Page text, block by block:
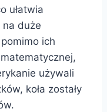
ułatwia
duże
ich
używali
koła zostały